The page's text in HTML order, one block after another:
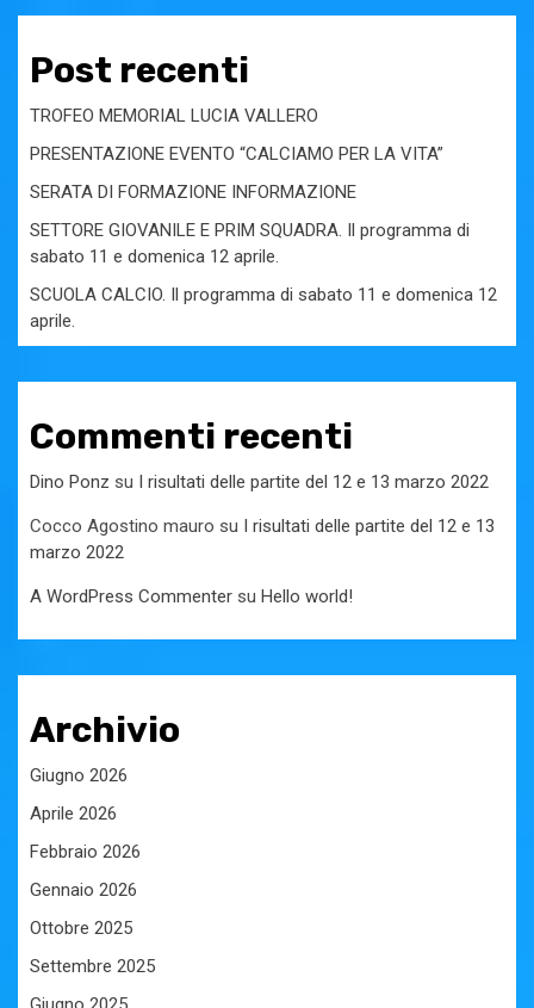
Post recenti
TROFEO MEMORIAL LUCIA VALLERO
PRESENTAZIONE EVENTO “CALCIAMO PER LA VITA”
SERATA DI FORMAZIONE INFORMAZIONE
SETTORE GIOVANILE E PRIM SQUADRA. Il programma di
sabato 11 e domenica 12 aprile.
SCUOLA CALCIO. Il programma di sabato 11 e domenica 12
aprile.
Commenti recenti
Dino Ponz su I risultati delle partite del 12 e 13 marzo 2022
Cocco Agostino mauro su I risultati delle partite del 12 e 13
marzo 2022
A WordPress Commenter su Hello world!
Archivio
Giugno 2026
Aprile 2026
Febbraio 2026
Gennaio 2026
Ottobre 2025
Settembre 2025